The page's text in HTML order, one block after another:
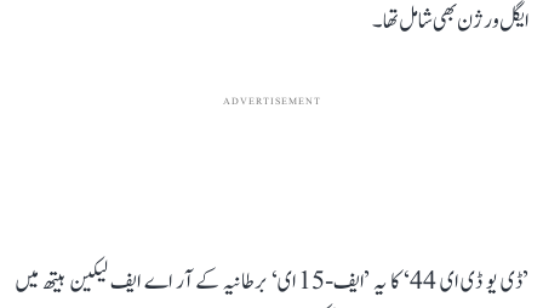
ایگل ورژن بھی شامل تھا۔
ADVERTISEMENT
’ڈی یو ڈی ای 44‘ کا یہ ’ایف-15 ای‘ برطانیہ کے آر اے ایف لیکین ہیتھ میں